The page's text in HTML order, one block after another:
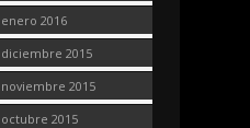
enero 2016
diciembre 2015
noviembre 2015
octubre 2015